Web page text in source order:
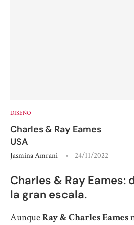
DISEÑO
Charles & Ray Eames
USA
Jasmina Amrani 24/11/2022
Charles & Ray Eames:
la gran escala.
AunqueRay & Charles Eames